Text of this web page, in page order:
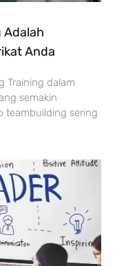
Adalah
Anda
Training dalam
semakin
teambuilding sering